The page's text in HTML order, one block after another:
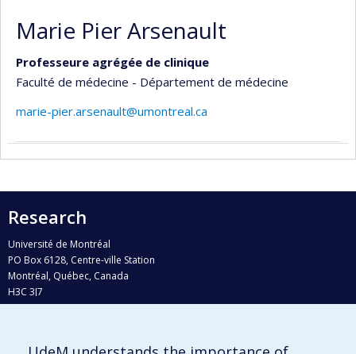
Marie Pier Arsenault
Professeure agrégée de clinique
Faculté de médecine - Département de médecine
marie-pier.arsenault@umontreal.ca
Research
Université de Montréal
PO Box 6128, Centre-ville Station
Montréal, Québec, Canada
H3C 3J7